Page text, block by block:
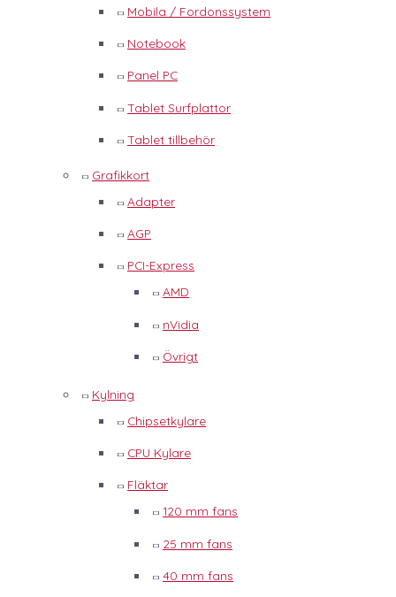
Mobila / Fordonssystem
Notebook
Panel PC
Tablet Surfplattor
Tablet tillbehör
Grafikkort
Adapter
AGP
PCI-Express
AMD
nVidia
Övrigt
Kylning
Chipsetkylare
CPU Kylare
Fläktar
120 mm fans
25 mm fans
40 mm fans